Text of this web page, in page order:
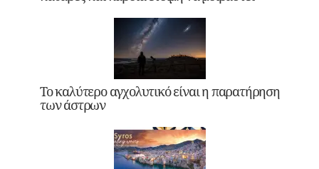
Το καλύτερο αγχολυτικό είναι η παρατήρηση
των άστρων